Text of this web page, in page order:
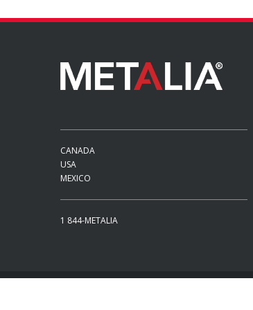
CANADA
USA
MEXICO
1 844-METALIA